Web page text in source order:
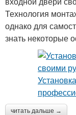
Технология
однако для
знать некоторые
читать дальше →